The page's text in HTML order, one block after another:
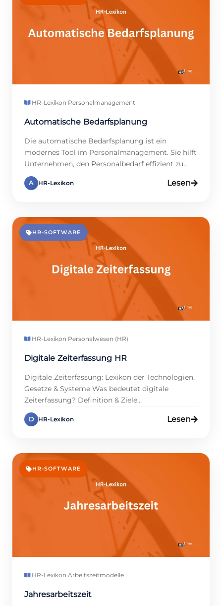
verbessern, setzen […]
HR-Lexikon·Personalmanagement
Automatische Bedarfsplanung
Die automatische Bedarfsplanung ist ein
modernes Tool im Personalmanagement. Sie hilft
Unternehmen, den Personalbedarf effizient zu
bestimmen. Außerdem optimiert sie
Schichtpläne und Arbeitszeiten. Sie ist besonders
Infos dazu. Denn wir bieten Lösungen, die Zeit
sparen. Diese Technologie nutzt Daten, um
Bedarf vorherzusagen. Viele Firmen […]
A HR-Lexikon Lesen
HR-SOFTWARE
HR-Lexikon·Personalwesen (HR)
Digitale Zeiterfassung HR
Digitale Zeiterfassung: Lexikon der Technologien,
Gesetze & Systeme Was bedeutet digitale
Zeiterfassung? Definition & Ziele
Zeiterfassungssoftware heißt, dass Arbeitszeiten
leicht mit Technik gemessen werden, weil sie alte
wissen, was läuft. So können Sie: Sichere
Lohnabrechnungen machen Mittel einfach planen
[…]
D HR-Lexikon Lesen
HR-SOFTWARE
HR-Lexikon·Arbeitszeitmodelle
Jahresarbeitszeit